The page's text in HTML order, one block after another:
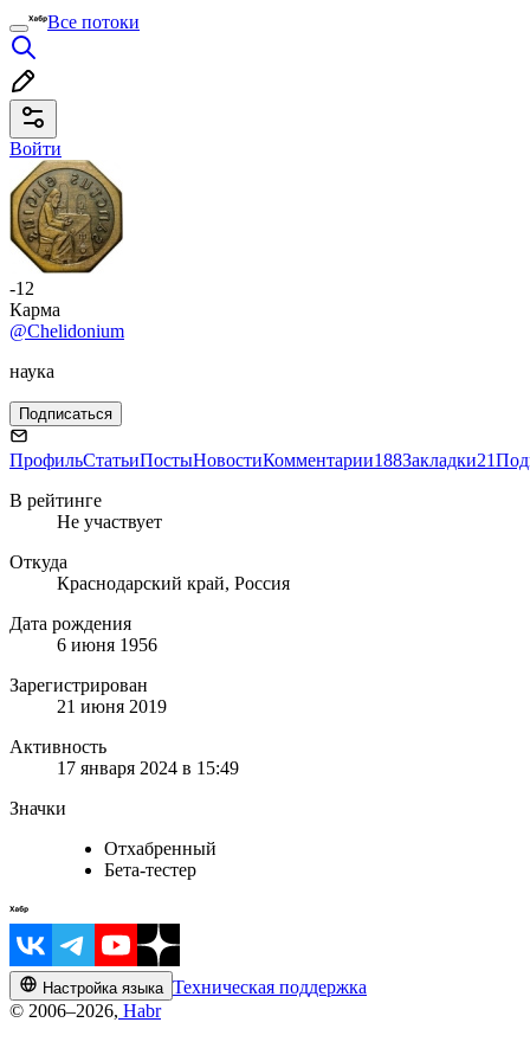
Все потоки
Войти
-12
Карма
@Chelidonium
наука
Подписаться
ПрофильСтатьиПостыНовостиКомментарии188Закладки21
В рейтинге
Не участвует
Откуда
Краснодарский край, Россия
Дата рождения
6 июня 1956
Зарегистрирован
21 июня 2019
Активность
17 января 2024 в 15:49
Значки
Отхабренный
Бета-тестер
Настройка языка Техническая поддержка
© 2006–2026, Habr